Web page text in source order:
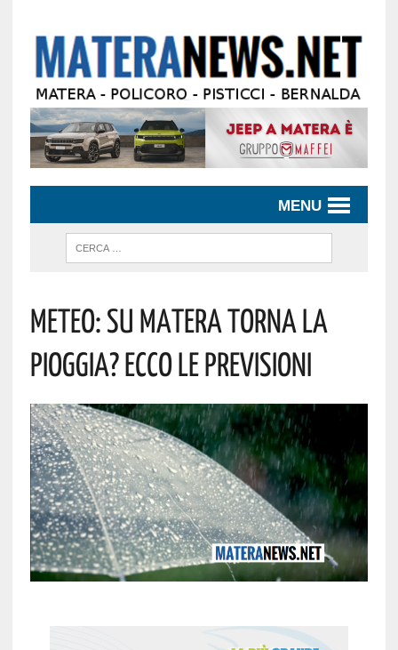
MENU
Meteo: Su Matera Torna La
Pioggia? Ecco Le Previsioni